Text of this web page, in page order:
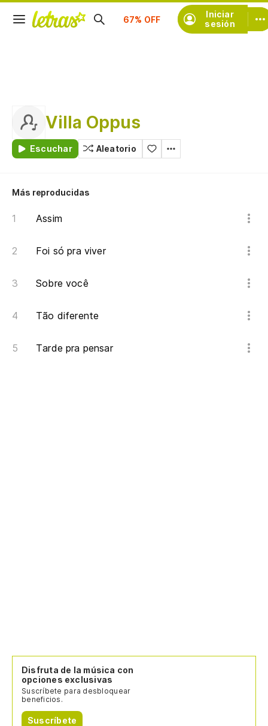
Iniciar
sesión
Suscríbete
Villa Oppus
Escuchar Aleatorio
Más reproducidas
Assim
Foi só pra viver
Sobre você
Tão diferente
Tarde pra pensar
Disfruta de la música con
opciones exclusivas
Suscríbete para desbloquear
beneficios.
Suscríbete